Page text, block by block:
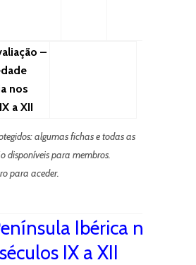
–
nos
a XII
algumas fichas e todas as
disponíveis para membros.
para aceder.
Ibérica nos
séculos IX a XII